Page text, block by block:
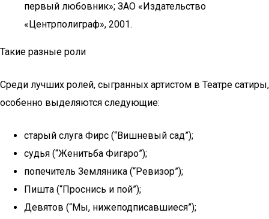
первый любовник»; ЗАО «Издательство
«Центрполиграф», 2001.
Такие разные роли
Среди лучших ролей, сыгранных артистом в Театре сатиры,
особенно выделяются следующие:
старый слуга Фирс (“Вишневый сад”);
судья (“Женитьба Фигаро”);
попечитель Земляника (“Ревизор”);
Пишта (“Проснись и пой”);
Девятов (“Мы, нижеподписавшиеся”);